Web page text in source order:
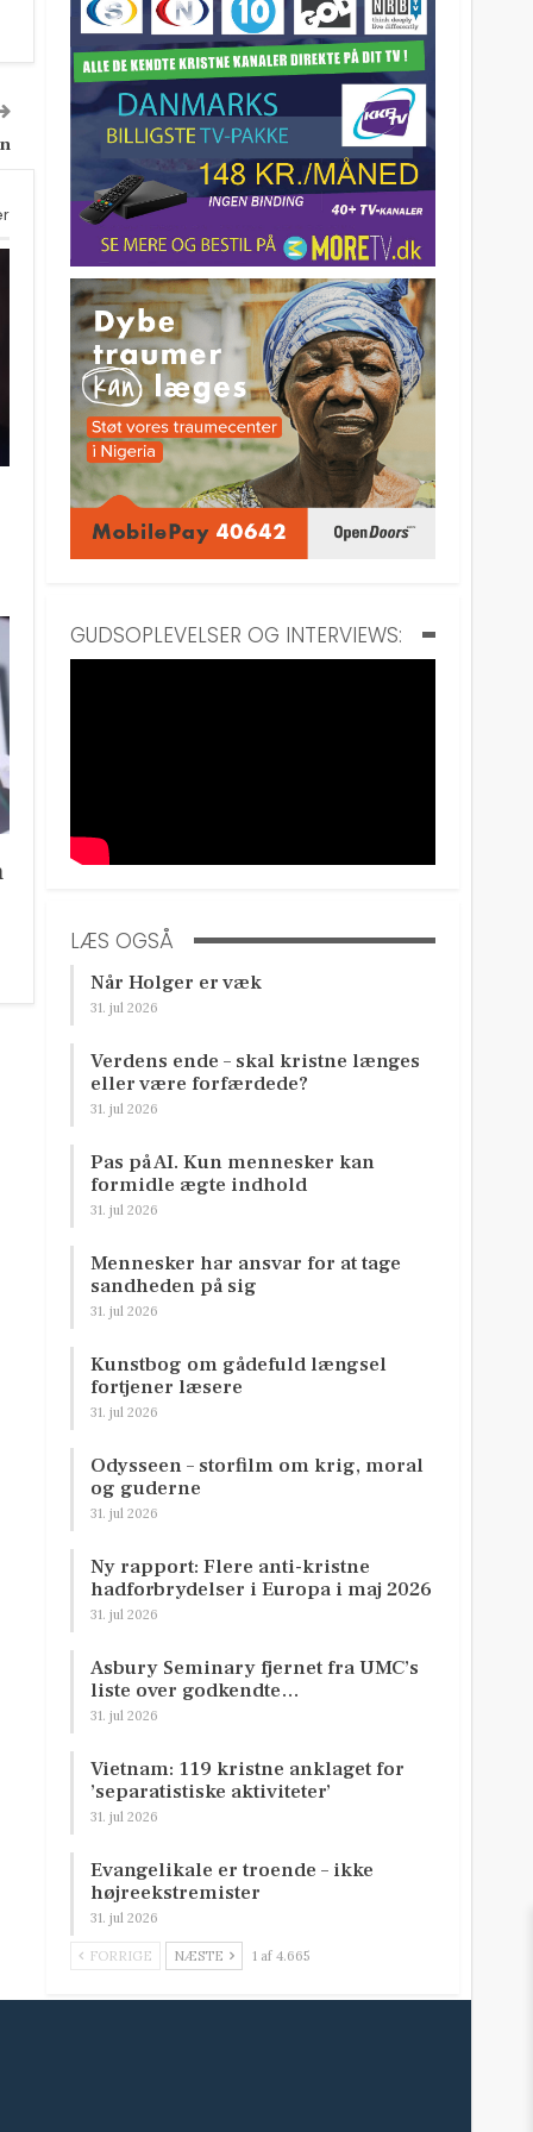
GUDSOPLEVELSER OG INTERVIEWS:
LÆS OGSÅ
Når Holger er væk
31. jul 2026
Verdens ende – skal kristne længes
eller være forfærdede?
31. jul 2026
Pas på AI. Kun mennesker kan
formidle ægte indhold
31. jul 2026
Mennesker har ansvar for at tage
sandheden på sig
31. jul 2026
Kunstbog om gådefuld længsel
fortjener læsere
31. jul 2026
Odysseen – storfilm om krig, moral
og guderne
31. jul 2026
Ny rapport: Flere anti-kristne
hadforbrydelser i Europa i maj 2026
31. jul 2026
Asbury Seminary fjernet fra UMC’s
liste over godkendte…
31. jul 2026
Vietnam: 119 kristne anklaget for
’separatistiske aktiviteter’
31. jul 2026
Evangelikale er troende – ikke
højreekstremister
31. jul 2026
FORRIGE NÆSTE 1 af 4.665